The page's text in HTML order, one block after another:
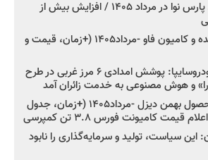
اعلام قیمت جدید پارس نوا در مرداد ۱۴۰۵ / افزایش بیش از
شروع فروش کشنده و کامیون فاو -مرداد۱۴۰۵ (+زمان، قیمت و
مدیرعامل امدادخودروسایپا: پوشش امدادی ۶ مرز غربی در طرح
شروع فروش ۸ محصول بهمن دیزل -مرداد۱۴۰۵ (+زمان، جدول
کامیونت فورس ۳.۸ تن کمپرسی
سیاست، تولید و سرمایه‌گذاری را نابود